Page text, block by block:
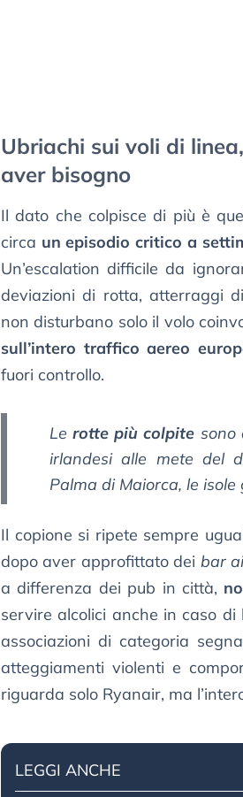
Ubriachi sui voli di
aver bisogno
Il dato che colpisce di più è
circa un episodio critico a
Un’escalation difficile da
deviazioni di rotta, atterraggi
non disturbano solo il volo
sull’intero traffico aereo
fuori controllo.
Lerotte più colpite sono
irlandesi alle mete del
Palma di Maiorca, le isole
Il copione si ripete sempre
dopo aver approfittato dei bar
a differenza dei pub in città,
servire alcolici anche in caso di
associazioni di categoria
atteggiamenti violenti e
riguarda solo Ryanair, ma
LEGGI ANCHE